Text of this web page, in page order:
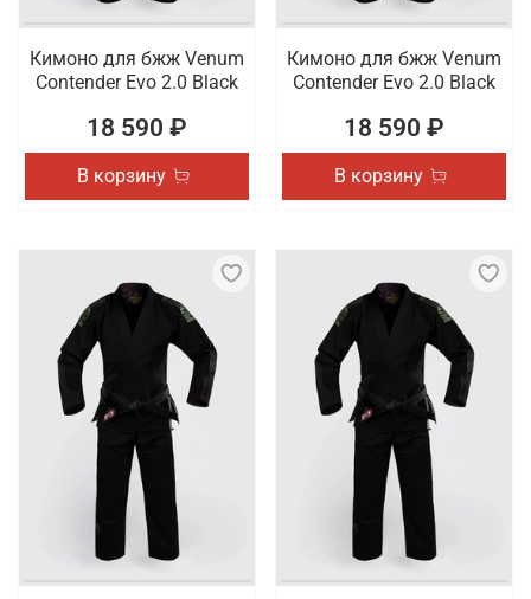
Кимоно для бжж Venum
Contender Evo 2.0 Black
18 590 ₽
В корзину
Кимоно для бжж Venum
Contender Evo 2.0 Black
18 590 ₽
В корзину